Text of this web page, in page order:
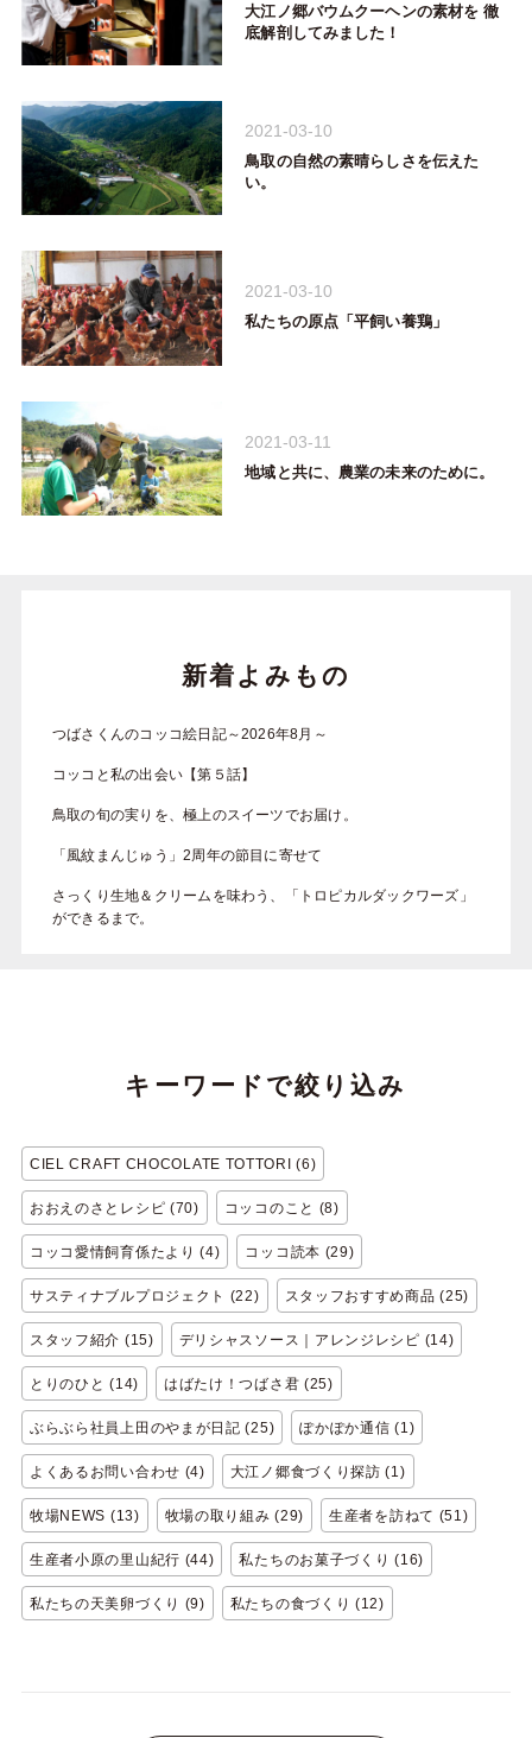
大江ノ郷バウムクーヘンの素材を 徹
底解剖してみました！
2021-03-10
鳥取の自然の素晴らしさを伝えた
い。
2021-03-10
私たちの原点「平飼い養鶏」
2021-03-11
地域と共に、農業の未来のために。
新着よみもの
つばさくんのコッコ絵日記～2026年8月～
コッコと私の出会い【第５話】
鳥取の旬の実りを、極上のスイーツでお届け。
「風紋まんじゅう」2周年の節目に寄せて
さっくり生地＆クリームを味わう、「トロピカルダックワーズ」
ができるまで。
キーワードで絞り込み
CIEL CRAFT CHOCOLATE TOTTORI (6)
おおえのさとレシピ (70) コッコのこと (8)
コッコ愛情飼育係たより (4) コッコ読本 (29)
サスティナブルプロジェクト (22) スタッフおすすめ商品 (25)
スタッフ紹介 (15) デリシャスソース｜アレンジレシピ (14)
とりのひと (14) はばたけ！つばさ君 (25)
ぶらぶら社員上田のやまが日記 (25) ぽかぽか通信 (1)
よくあるお問い合わせ (4) 大江ノ郷食づくり探訪 (1)
牧場NEWS (13) 牧場の取り組み (29) 生産者を訪ねて (51)
生産者小原の里山紀行 (44) 私たちのお菓子づくり (16)
私たちの天美卵づくり (9) 私たちの食づくり (12)